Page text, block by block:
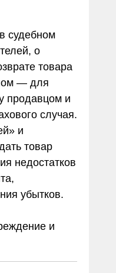
судебном
о
товара
— для
продавцом и
случая.
и
товар
недостатков
убытков.
и